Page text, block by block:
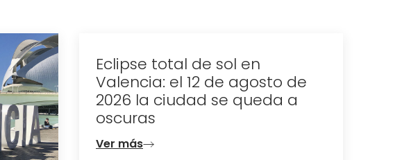
Dónde celebrar la noche de
San Juan en Valencia
Ver más